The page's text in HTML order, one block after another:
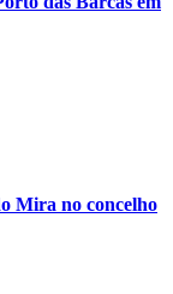
Mira no concelho